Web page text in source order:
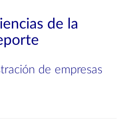
de la
de empresas